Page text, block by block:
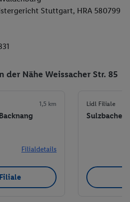
Stuttgart, HRA 580799
Nähe Weissacher Str. 85
1,5 km
Filialdetails
Lidl Filiale
Sulzbacher